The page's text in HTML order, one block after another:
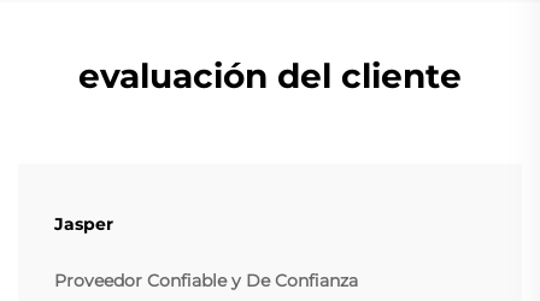
evaluación del cliente
Jasper
Proveedor Confiable y De Confianza